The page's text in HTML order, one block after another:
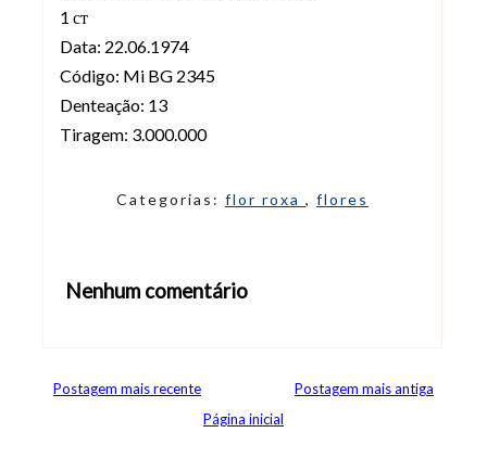
1 ст
Data: 22.06.1974
Código: Mi BG 2345
Denteação: 13
Tiragem: 3.000.000
Categorias: flor roxa , flores
Nenhum comentário
Postagem mais recente
Postagem mais antiga
Página inicial